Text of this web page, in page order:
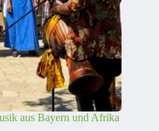
aus Bayern und Afrika